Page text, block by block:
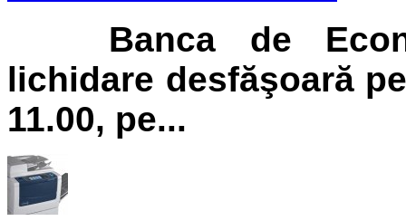
Banca de
lichidare desfăşoară
11.00, pe...